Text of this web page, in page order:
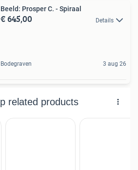
Beeld: Prosper C. - Spiraal
€ 645,00 Details
Bodegraven 3 aug 26